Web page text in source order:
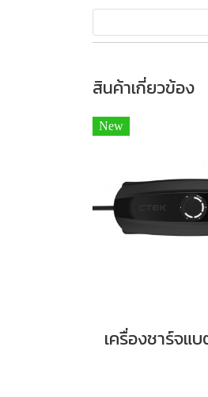
สินค้าเกี่ยวข้อง
New